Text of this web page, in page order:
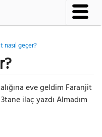
nasıl geçer?
eve geldim Faranjit
ilaç yazdı Almadım